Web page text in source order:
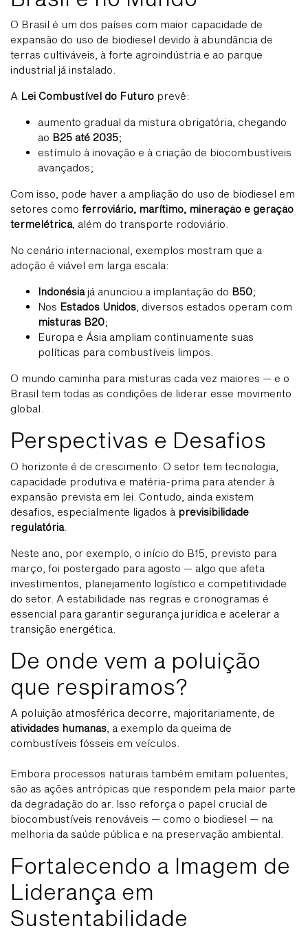
O Brasil é um dos países com maior capacidade de
expansão do uso de biodiesel devido à abundância de
terras cultiváveis, à forte agroindústria e ao parque
industrial já instalado.
A Lei Combustível do Futuro prevê:
aumento gradual da mistura obrigatória, chegando
ao B25 até 2035;
estímulo à inovação e à criação de biocombustíveis
avançados;
Com isso, pode haver a ampliação do uso de biodiesel em
setores como ferroviário, marítimo, mineração e geração
termelétrica, além do transporte rodoviário.
No cenário internacional, exemplos mostram que a
adoção é viável em larga escala:
Indonésiajá anunciou a implantação do B50;
Nos Estados Unidos , diversos estados operam com
misturas B20;
Europa e Ásia ampliam continuamente suas
políticas para combustíveis limpos.
O mundo caminha para misturas cada vez maiores — e o
Brasil tem todas as condições de liderar esse movimento
global.
Perspectivas e Desafios
O horizonte é de crescimento. O setor tem tecnologia,
capacidade produtiva e matéria-prima para atender à
expansão prevista em lei. Contudo, ainda existem
desafios, especialmente ligados à previsibilidade
regulatória.
Neste ano, por exemplo, o início do B15, previsto para
março, foi postergado para agosto — algo que afeta
investimentos, planejamento logístico e competitividade
do setor. A estabilidade nas regras e cronogramas é
essencial para garantir segurança jurídica e acelerar a
transição energética.
De onde vem a poluição
que respiramos?
A poluição atmosférica decorre, majoritariamente, de
atividades humanas , a exemplo da queima de
combustíveis fósseis em veículos.
Embora processos naturais também emitam poluentes,
são as ações antrópicas que respondem pela maior parte
da degradação do ar. Isso reforça o papel crucial de
biocombustíveis renováveis — como o biodiesel — na
melhoria da saúde pública e na preservação ambiental.
Fortalecendo a Imagem de
Liderança em
Sustentabilidade